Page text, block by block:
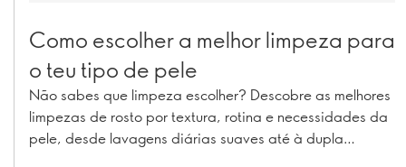
Como escolher a melhor limpeza para
o teu tipo de pele
Não sabes que limpeza escolher? Descobre as melhores
limpezas de rosto por textura, rotina e necessidades da
pele, desde lavagens diárias suaves até à dupla